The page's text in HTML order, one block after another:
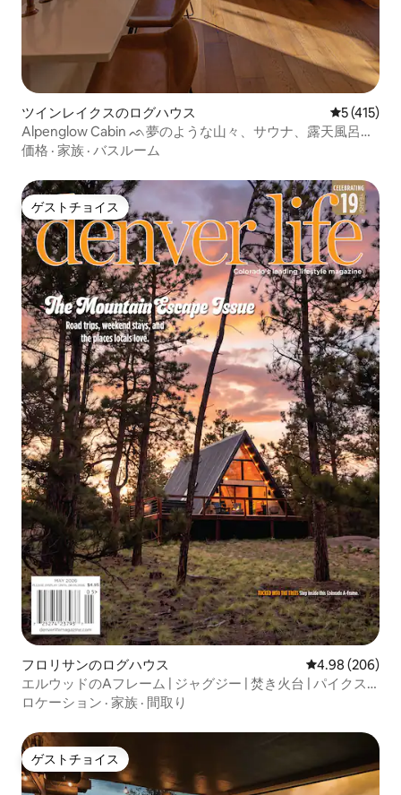
ツインレイクスのログハウス レビュー
5 (415)
Alpenglow Cabin ᨒ夢のような山々、サウナ、露天風呂・
ジャグジー
価格 · 家族 · バスルーム
ゲストチョイス
ゲストチョイス
フロリサンのログハウス レビュー206
4.98 (206)
エルウッドのAフレーム | ジャグジー | 焚き火台 | パイクス
ピーク
ロケーション · 家族 · 間取り
ゲストチョイス
ゲストチョイス